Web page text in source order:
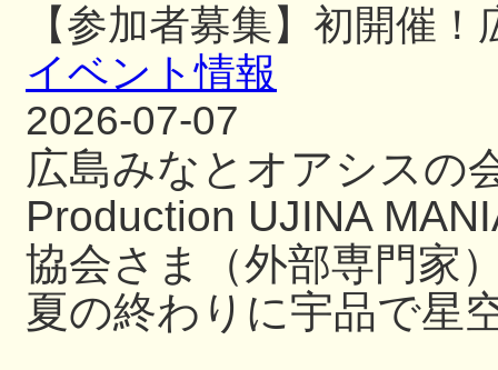
【参加者募集】初開催
イベント情報
2026-07-07
広島みなとオアシスの
Production UJINA
協会さま（外部専門家
夏の終わりに宇品で星